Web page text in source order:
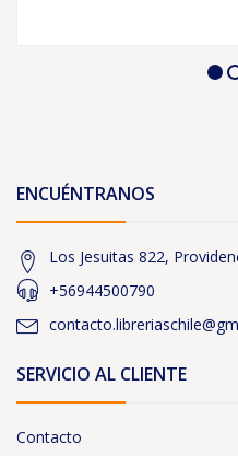
ENCUÉNTRANOS
Los Jesuitas 822,
+56944500790
SERVICIO AL CLIENTE
Contacto